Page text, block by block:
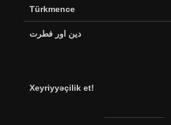
Türkmence
دین اور فطرت
Xeyriyyəçilik et!